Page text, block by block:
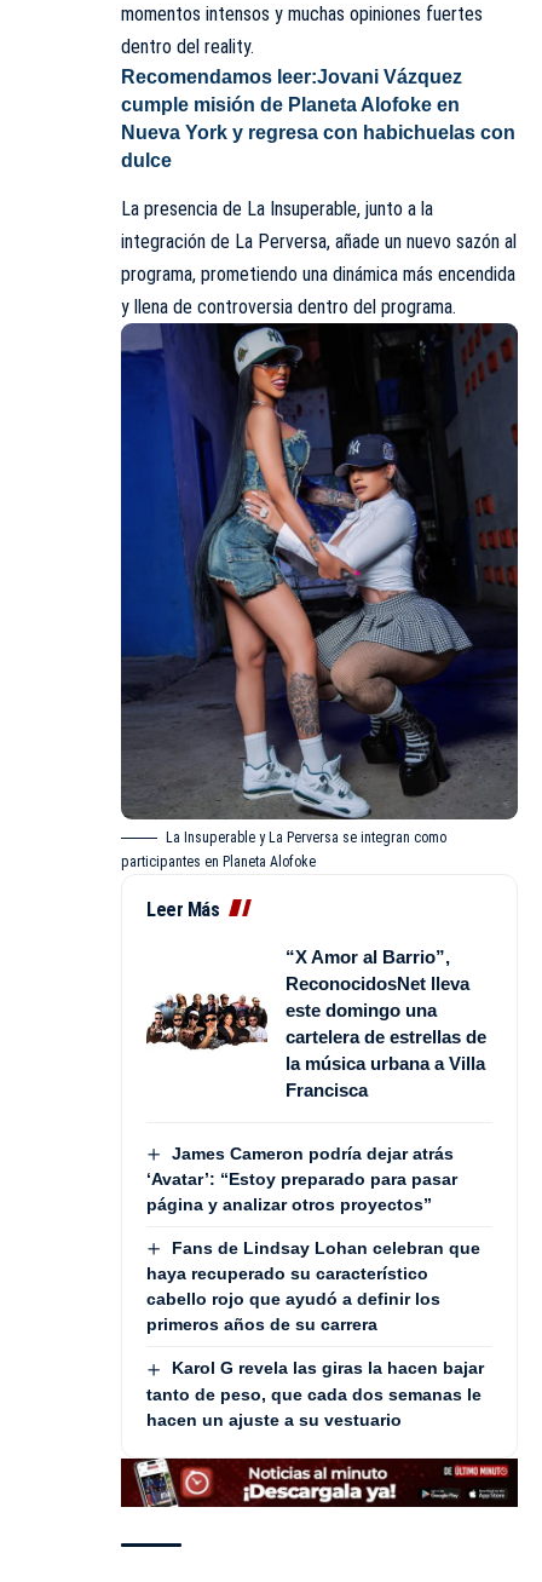
momentos intensos y muchas opiniones fuertes
dentro del reality.
Recomendamos leer:Jovani Vázquez
cumple misión de Planeta Alofoke en
Nueva York y regresa con habichuelas con
dulce
La presencia de La Insuperable, junto a la
integración de La Perversa, añade un nuevo sazón al
programa, prometiendo una dinámica más encendida
y llena de controversia dentro del programa.
La Insuperable y La Perversa se integran como
participantes en Planeta Alofoke
Leer Más
“X Amor al Barrio”,
ReconocidosNet lleva
este domingo una
cartelera de estrellas de
la música urbana a Villa
Francisca
James Cameron podría dejar atrás
‘Avatar’: “Estoy preparado para pasar
página y analizar otros proyectos”
Fans de Lindsay Lohan celebran que
haya recuperado su característico
cabello rojo que ayudó a definir los
primeros años de su carrera
Karol G revela las giras la hacen bajar
tanto de peso, que cada dos semanas le
hacen un ajuste a su vestuario